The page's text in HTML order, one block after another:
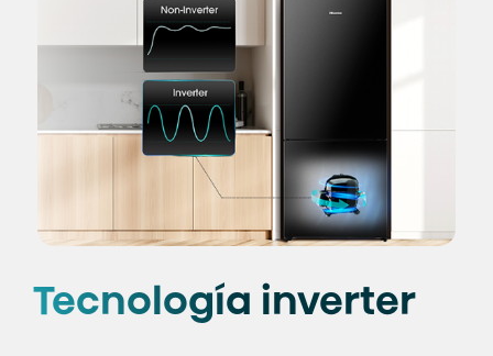
Tecnología inverter